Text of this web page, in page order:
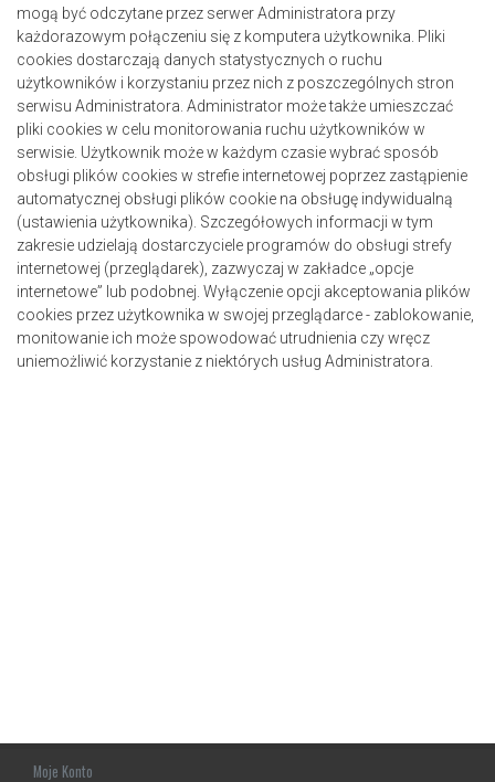
mogą być odczytane przez serwer Administratora przy
każdorazowym połączeniu się z komputera użytkownika. Pliki
cookies dostarczają danych statystycznych o ruchu
użytkowników i korzystaniu przez nich z poszczególnych stron
serwisu Administratora. Administrator może także umieszczać
pliki cookies w celu monitorowania ruchu użytkowników w
serwisie. Użytkownik może w każdym czasie wybrać sposób
obsługi plików cookies w strefie internetowej poprzez zastąpienie
automatycznej obsługi plików cookie na obsługę indywidualną
(ustawienia użytkownika). Szczegółowych informacji w tym
zakresie udzielają dostarczyciele programów do obsługi strefy
internetowej (przeglądarek), zazwyczaj w zakładce „opcje
internetowe” lub podobnej. Wyłączenie opcji akceptowania plików
cookies przez użytkownika w swojej przeglądarce - zablokowanie,
monitowanie ich może spowodować utrudnienia czy wręcz
uniemożliwić korzystanie z niektórych usług Administratora.
Moje Konto